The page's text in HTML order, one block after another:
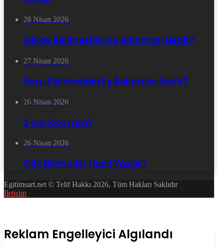
28 Nisan 2026
Görev Kelimesinin Eş Anlamlısı Nedir?
27 Nisan 2026
Soru Kelimesinin Eş Anlamlısı Nedir?
26 Nisan 2026
2 cm Kaç mm?
26 Nisan 2026
Gök Bilimciler Nasıl Yazılır?
Egitimsart.net © Telif Hakkı 2026, Tüm Hakları Saklıdır
İletişim
Kapalı
Reklam Engelleyici Algılandı